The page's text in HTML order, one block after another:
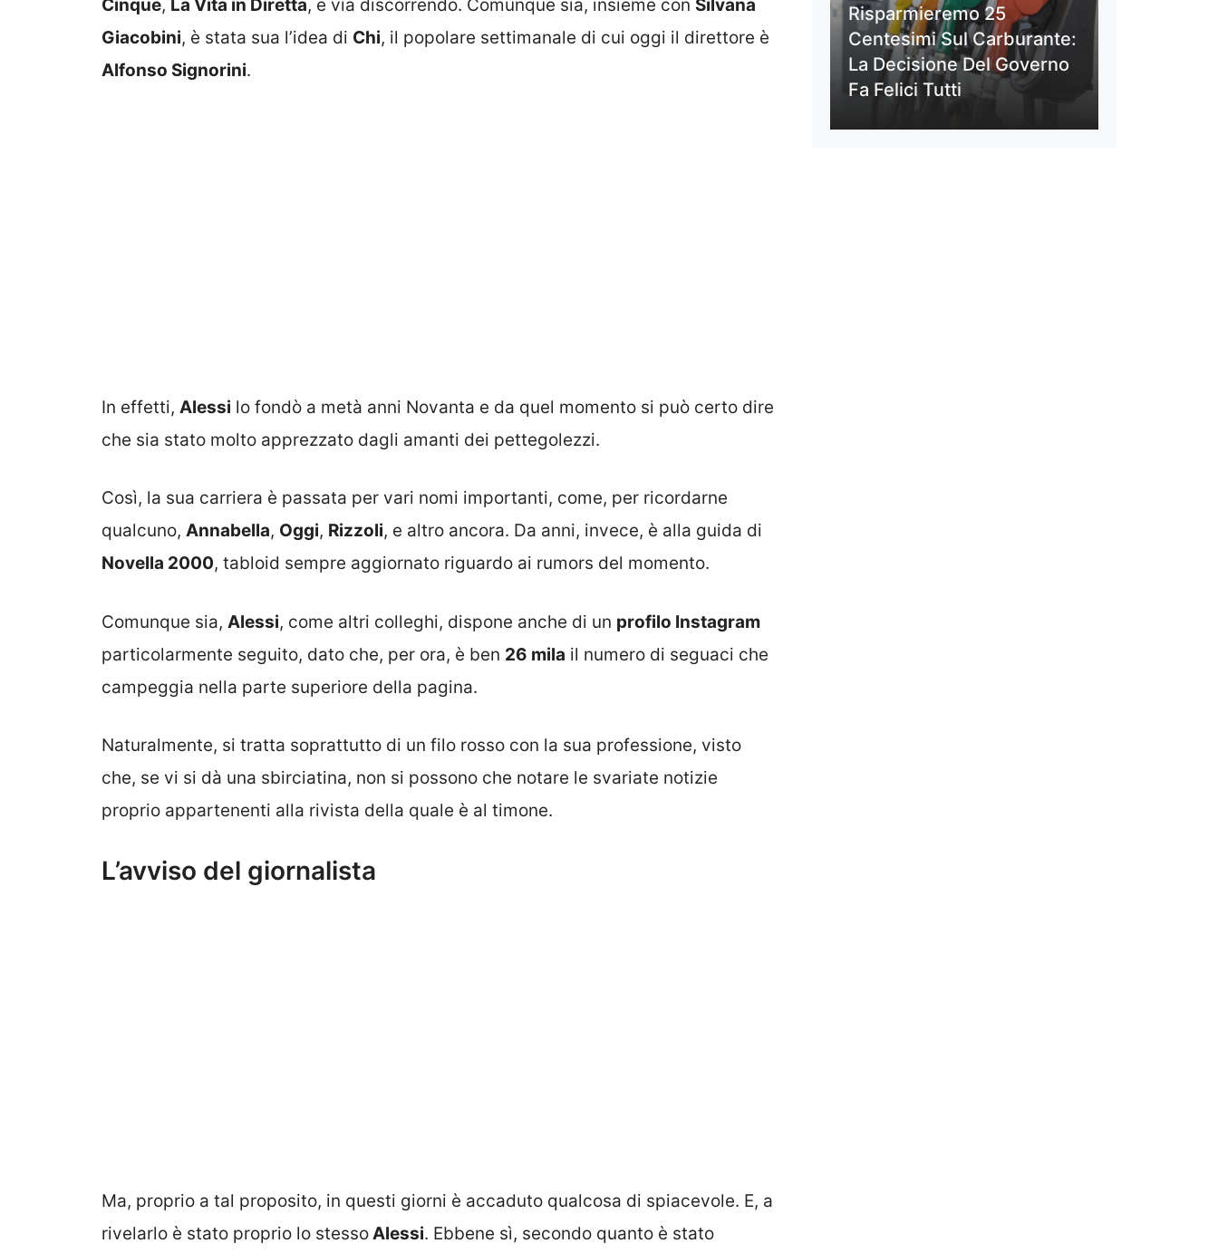
Cinque, La Vita in Diretta, e via discorrendo. Comunque sia, insieme con Silvana
Giacobini, è stata sua l’idea di Chi, il popolare settimanale di cui oggi il direttore è
Alfonso Signorini.
In effetti, Alessi lo fondò a metà anni Novanta e da quel momento si può certo dire
che sia stato molto apprezzato dagli amanti dei pettegolezzi.
Così, la sua carriera è passata per vari nomi importanti, come, per ricordarne
qualcuno, Annabella, Oggi, Rizzoli, e altro ancora. Da anni, invece, è alla guida di
Novella 2000, tabloid sempre aggiornato riguardo ai rumors del momento.
Comunque sia, Alessi, come altri colleghi, dispone anche di un profilo Instagram
particolarmente seguito, dato che, per ora, è ben 26 mila il numero di seguaci che
campeggia nella parte superiore della pagina.
Naturalmente, si tratta soprattutto di un filo rosso con la sua professione, visto
che, se vi si dà una sbirciatina, non si possono che notare le svariate notizie
proprio appartenenti alla rivista della quale è al timone.
L’avviso del giornalista
Ma, proprio a tal proposito, in questi giorni è accaduto qualcosa di spiacevole. E, a
rivelarlo è stato proprio lo stesso Alessi. Ebbene sì, secondo quanto è stato
Risparmieremo 25
Centesimi Sul Carburante:
La Decisione Del Governo
Fa Felici Tutti